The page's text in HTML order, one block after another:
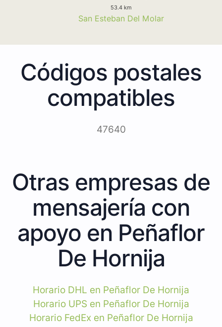
53.4 km
San Esteban Del Molar
Códigos postales
compatibles
47640
Otras empresas de
mensajería con
apoyo en Peñaflor
De Hornija
Horario DHL en Peñaflor De Hornija
Horario UPS en Peñaflor De Hornija
Horario FedEx en Peñaflor De Hornija